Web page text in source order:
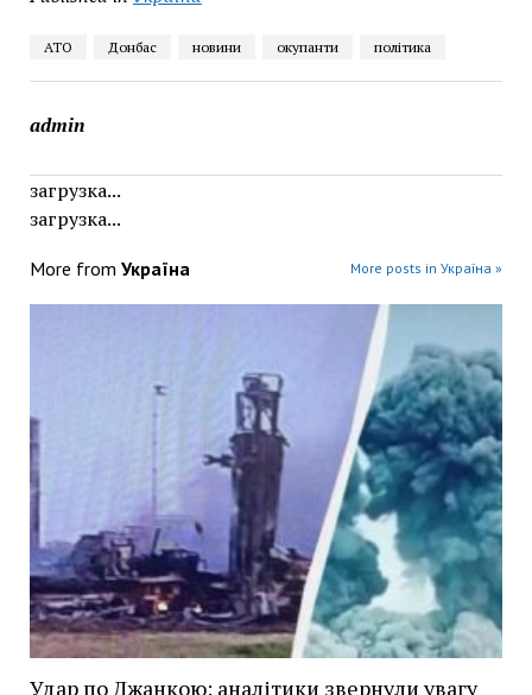
АТО Донбас новини окупанти політика
admin
загрузка...
загрузка...
More from Україна More posts in Україна »
Удар по Джанкою: аналітики звернули увагу